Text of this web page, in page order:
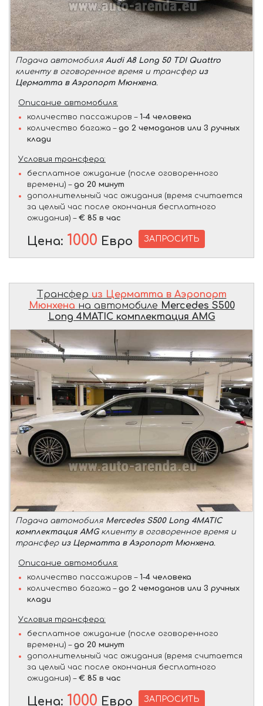
Подача автомобиля Audi A8 Long 50 TDI Quattro
клиенту в оговоренное время и трансфер из
Церматта в Аэропорт Мюнхена.
Описание автомобиля:
количество пассажиров – 1-4 человека
количество багажа – до 2 чемоданов или 3 ручных
клади
Условия трансфера:
бесплатное ожидание (после оговоренного
времени) – до 20 минут
дополнительный час ожидания (время считается
за целый час после окончания бесплатного
ожидания) – € 85 в час
Цена: 1000 Евро ЗАПРОСИТЬ
Трансфер из Церматта в Аэропорт
Мюнхена на автомобиле Mercedes S500
Long 4MATIC комплектация AMG
Подача автомобиля Mercedes S500 Long 4MATIC
комплектация AMGклиенту в оговоренное время и
трансфер из Церматта в Аэропорт Мюнхена.
Описание автомобиля:
количество пассажиров – 1-4 человека
количество багажа – до 2 чемоданов или 3 ручных
клади
Условия трансфера:
бесплатное ожидание (после оговоренного
времени) – до 20 минут
дополнительный час ожидания (время считается
за целый час после окончания бесплатного
ожидания) – € 85 в час
Цена: 1000 Евро ЗАПРОСИТЬ